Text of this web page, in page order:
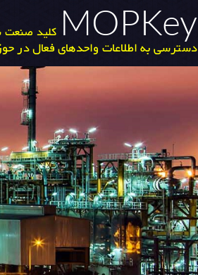
MOPKey کلید صنعت
دسترسی به اطلاعات واحدهای فعال در